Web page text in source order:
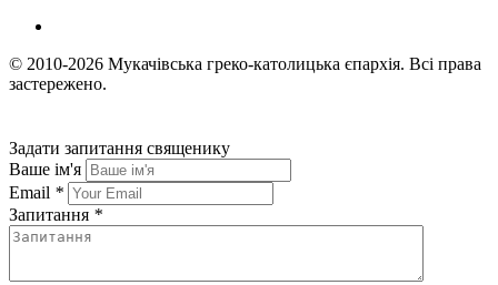
© 2010-2026 Мукачівська греко-католицька єпархія. Всі права
застережено.
Задати запитання священику
Ваше ім'я
Email *
Запитання *